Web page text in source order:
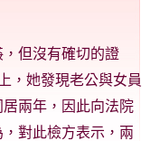
但沒有確切的證
，她發現老公與女員
兩年，因此向法院
對此檢方表示，兩